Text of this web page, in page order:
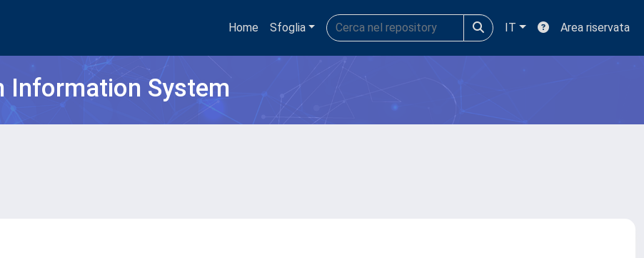
Home Sfoglia IT Area riservata
Information System